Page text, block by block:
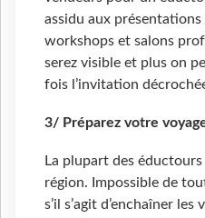
assidu aux
workshops et salons
serez visible et plus on
fois l’invitation
3/ Préparez votre
La plupart des
région. Impossible de
s’il s’agit d’enchaîner